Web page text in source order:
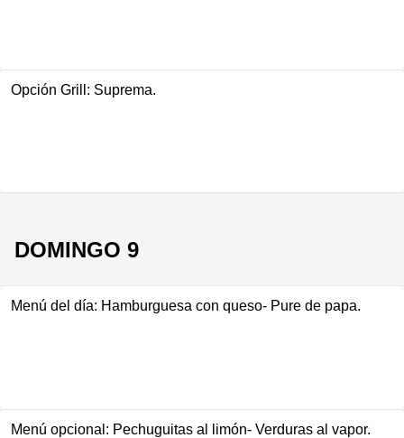
Opción Grill: Suprema.
DOMINGO 9
Menú del día: Hamburguesa con queso- Pure de papa.
Menú opcional: Pechuguitas al limón- Verduras al vapor.